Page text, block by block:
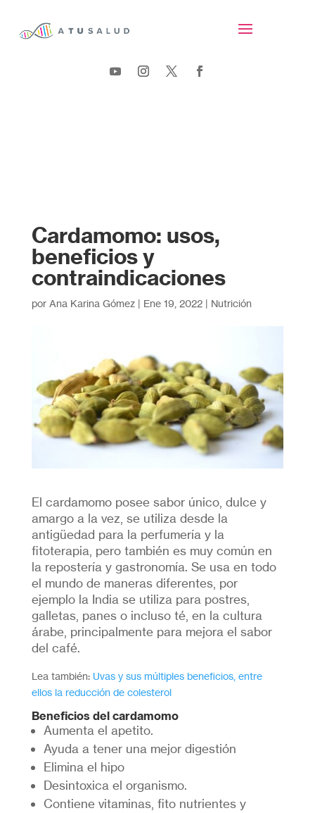
Cardamomo: usos,
beneficios y
contraindicaciones
por Ana Karina Gómez| Ene 19, 2022| Nutrición
El cardamomo posee sabor único, dulce y
amargo a la vez, se utiliza desde la
antigüedad para la perfumería y la
fitoterapia, pero también es muy común en
la repostería y gastronomía. Se usa en todo
el mundo de maneras diferentes, por
ejemplo la India se utiliza para postres,
galletas, panes o incluso té, en la cultura
árabe, principalmente para mejora el sabor
del café.
Lea también: Uvas y sus múltiples beneficios, entre
ellos la reducción de colesterol
Beneficios del cardamomo
Aumenta el apetito.
Ayuda a tener una mejor digestión
Elimina el hipo
Desintoxica el organismo.
Contiene vitaminas, fito nutrientes y